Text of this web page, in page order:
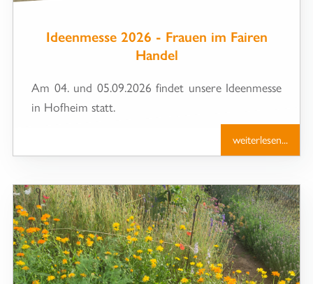
Ideenmesse 2026 - Frauen im Fairen
Handel
Am 04. und 05.09.2026 findet unsere Ideenmesse
in Hofheim statt.
weiterlesen...